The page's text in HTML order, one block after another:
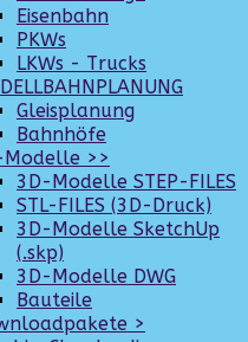
Eisenbahn
PKWs
LKWs - Trucks
Gleisplanung
Bahnhöfe
>>
3D-Modelle STEP-FILES
STL-FILES (3D-Druck)
3D-Modelle SketchUp
(.skp)
3D-Modelle DWG
Bauteile
>